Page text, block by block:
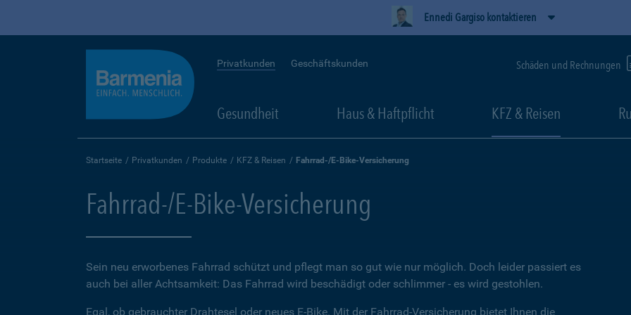
Ennedi Gargiso kontaktieren
Privatkunden Geschäftskunden Schäden und Rechnungen
Gesundheit Haus & Haftpflicht KFZ & Reisen
Startseite Privatkunden Produkte KFZ & Reisen Fahrrad-/E-Bike-Versicherung
Fahrrad-/E-Bike-Versicherung
Sein neu erworbenes Fahrrad schützt und pflegt man so gut wie nur möglich. Doch leider passiert es
auch bei aller Achtsamkeit: Das Fahrrad wird beschädigt oder schlimmer - es wird gestohlen.
Egal, ob gebrauchter Drahtesel oder neues E-Bike. Mit der Fahrrad-Versicherung bietet Ihnen die